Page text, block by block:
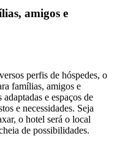
amigos e
perfis de hóspedes, o
famílias, amigos e
e espaços de
e necessidades. Seja
o hotel será o local
de possibilidades.